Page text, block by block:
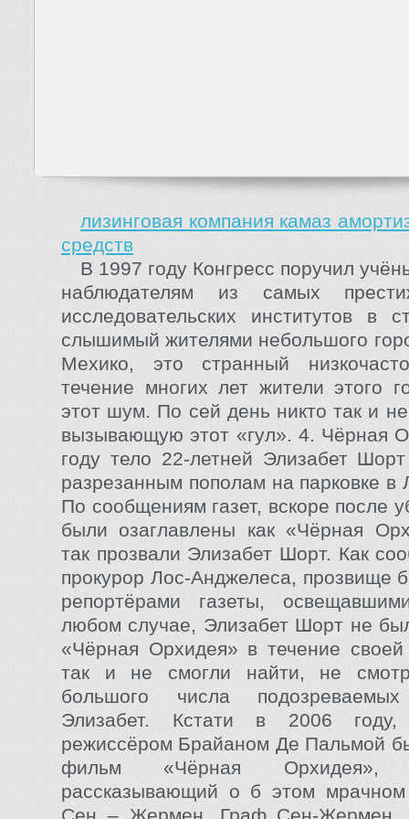
лизинговая компания камаз
средств
В 1997 году Конгресс поручил
наблюдателям из самых
исследовательских институтов в
слышимый жителями небольшого
Мехико, это странный
течение многих лет жители этого
этот шум. По сей день никто так и
вызывающую этот «гул». 4. Чёрная
году тело 22-летней Элизабет
разрезанным пополам на парковке в
По сообщениям газет, вскоре после
были озаглавлены как «Чёрная
так прозвали Элизабет Шорт. Как
прокурор Лос-Анджелеса, прозвище
репортёрами газеты,
любом случае, Элизабет Шорт не
«Чёрная Орхидея» в течение
так и не смогли найти, не
большого числа
Элизабет. Кстати в 2006 году,
режиссёром Брайаном Де Пальмой
фильм «Чёрная
рассказывающий о б этом